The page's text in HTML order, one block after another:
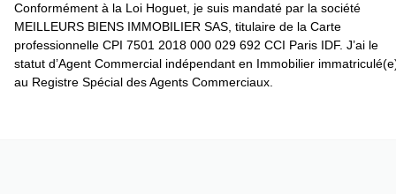
Conformément à la Loi Hoguet, je suis mandaté par la société
MEILLEURS BIENS IMMOBILIER SAS, titulaire de la Carte
professionnelle CPI 7501 2018 000 029 692 CCI Paris IDF. J’ai le
statut d’Agent Commercial indépendant en Immobilier
au Registre Spécial des Agents Commerciaux.